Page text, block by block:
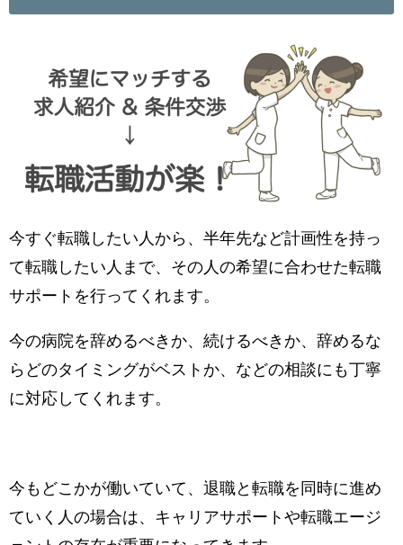
今すぐ転職したい人から、半年先など計画性を持っ
て転職したい人まで、その人の希望に合わせた転職
サポートを行ってくれます。
今の病院を辞めるべきか、続けるべきか、辞めるな
らどのタイミングがベストか、などの相談にも丁寧
に対応してくれます。
今もどこかが働いていて、退職と転職を同時に進め
ていく人の場合は、キャリアサポートや転職エージ